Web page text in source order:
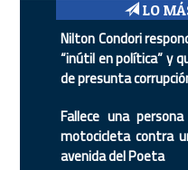
LO
Nilton Condori
“inútil en política” y
de presunta
Fallece una
motocicleta contra
avenida del Poeta